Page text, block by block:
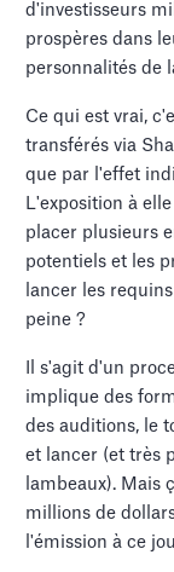
d'investisseurs
prospères dans
personnalités de
Ce qui est vrai,
transférés via
que par l'effet
L'exposition à
placer plusieurs
potentiels et les
lancer les
peine ?
Il s'agit d'un
implique des
des auditions, le
et lancer (et très
lambeaux). Mais
millions de
l'émission à ce